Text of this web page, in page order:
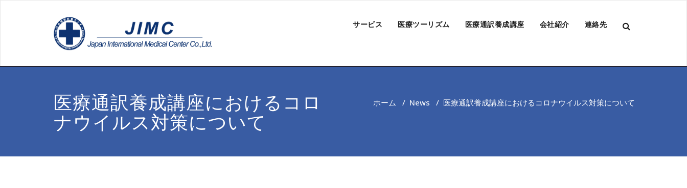
サービス 医療ツーリズム 医療通訳養成講座 会社紹介 連絡先
医療通訳養成講座におけるコロ
ナウイルス対策について
ホーム / News / 医療通訳養成講座におけるコロナウイルス対策について